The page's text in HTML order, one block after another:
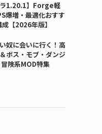
ラ1.20.1】Forge軽
爆増・最適化おすす
【2026年版】
奴に会いに行く！高
ボス・モブ・ダンジ
冒険系MOD特集